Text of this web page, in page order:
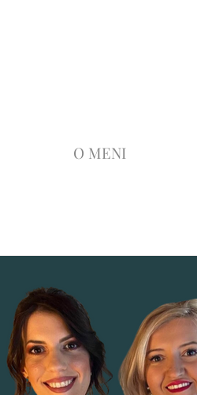
O MENI